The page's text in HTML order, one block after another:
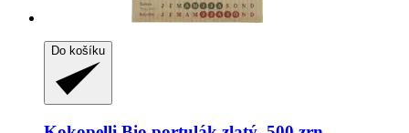
Do košíku